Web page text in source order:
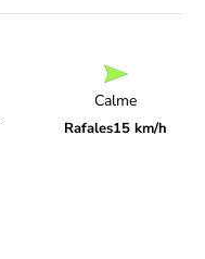
Calme
Rafales15 km/h